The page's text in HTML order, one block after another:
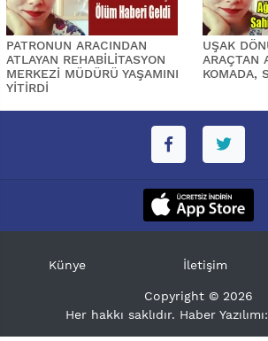
PATRONUN ARACINDAN
ATLAYAN REHABİLİTASYON
MERKEZİ MÜDÜRÜ YAŞAMINI
YİTİRDİ
UŞAK
ARAÇTAN
KOMADA,
Künye İletişim
Copyright © 2026
Her hakkı saklıdır. Haber Yazılımı: